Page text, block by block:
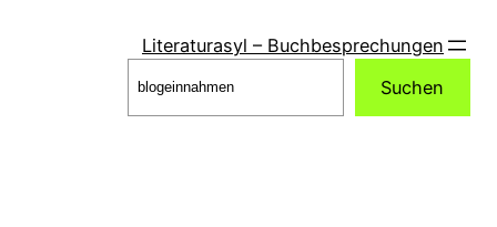
Literaturasyl – Buchbesprechungen
Suchen